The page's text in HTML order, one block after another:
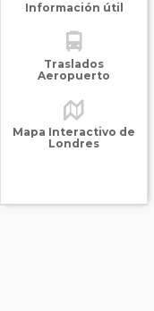
Información útil
Traslados
Aeropuerto
Mapa Interactivo de
Londres